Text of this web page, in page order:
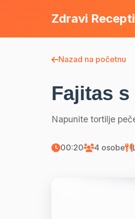
Zdravi Recepti
Nazad na početnu
Fajitas
Napunite tortilje
00:20 4 osobe